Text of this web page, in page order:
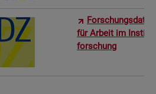
für Ar­beit im
for­schung